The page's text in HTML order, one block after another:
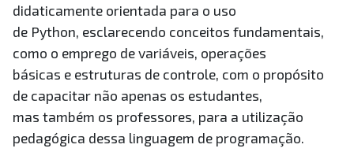
didaticamente orientada para o uso
de Python, esclarecendo conceitos fundamentais,
como o emprego de variáveis, operações
básicas e estruturas de controle, com o propósito
de capacitar não apenas os estudantes,
mas também os professores, para a utilização
pedagógica dessa linguagem de programação.